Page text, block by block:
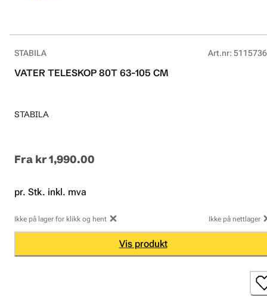
STABILA Art.nr:
VATER TELESKOP 80T 63-105 CM
STABILA
Fra kr 1,990.00
pr. Stk. inkl. mva
Ikke på lager for klikk og hent Ikke på nettlager
Vis produkt